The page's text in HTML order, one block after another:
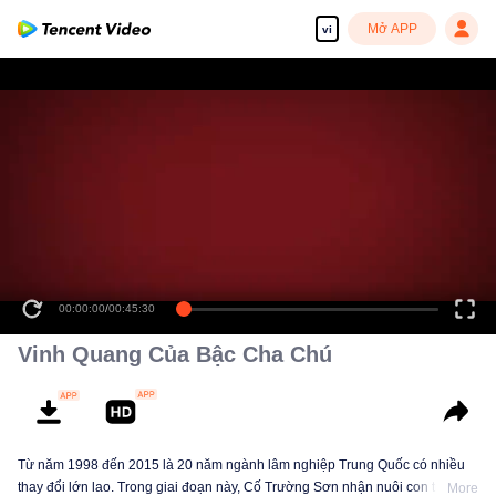
vi Mở APP
00:00:00/00:45:30
Vinh Quang Của Bậc Cha Chú
Từ năm 1998 đến 2015 là 20 năm ngành lâm nghiệp Trung Quốc có nhiều
thay đổi lớn lao. Trong giai đoạn này, Cố Trường Sơn nhận nuôi con trai tên
More